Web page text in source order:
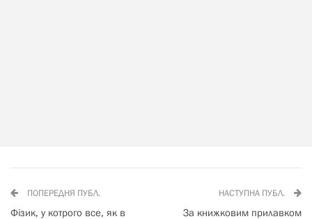
ПОПЕРЕДНЯ ПУБЛ.
Фізик, у котрого все, як в
НАСТУПНА ПУБЛ.
За книжковим прилавком